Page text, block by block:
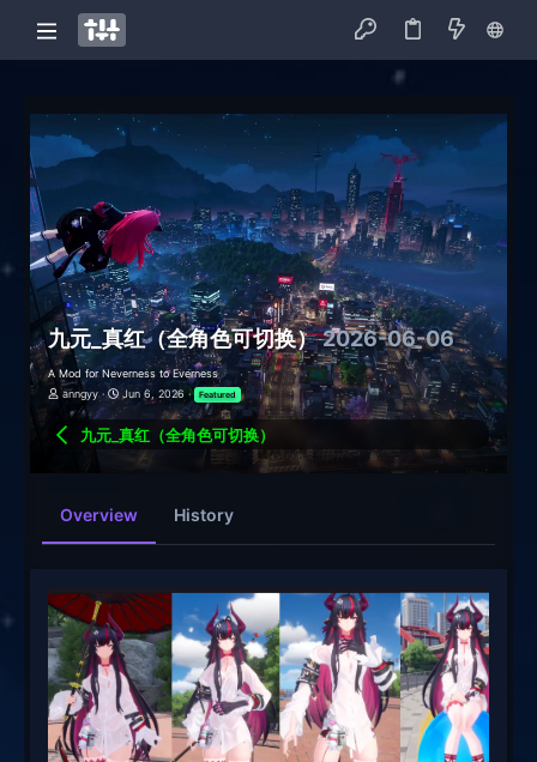
九元_真红（全角色可切换）2026-06-06
A Mod for Neverness to Everness
anngyy
Jun 6, 2026 Featured
九元_真红（全角色可切换）
Overview History